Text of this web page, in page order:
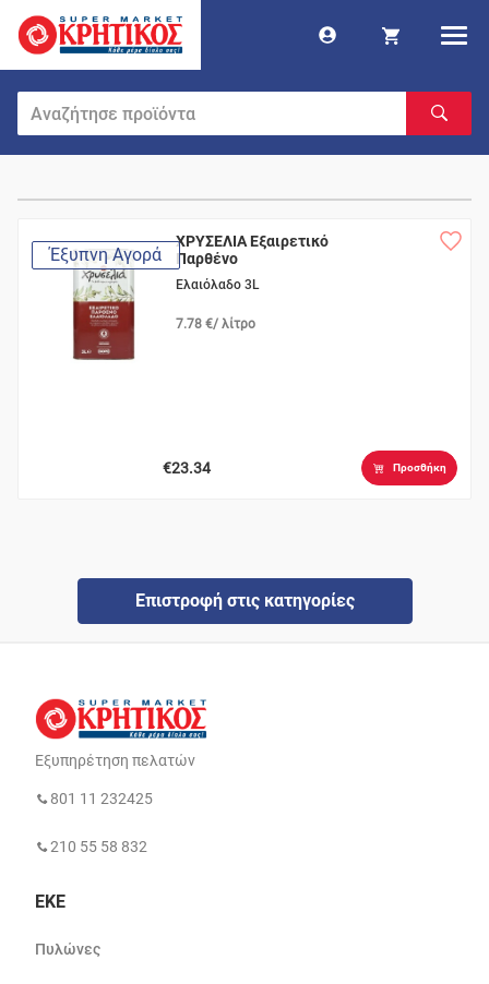
Έξυπνη Αγορά
ΧΡΥΣΕΛΙΑ Εξαιρετικό
Παρθένο
Ελαιόλαδο 3L
7.78 €/ λίτρο
€23.34 Προσθήκη
Επιστροφή στις κατηγορίες
Εξυπηρέτηση πελατών
801 11 232425
210 55 58 832
ΕΚΕ
Πυλώνες